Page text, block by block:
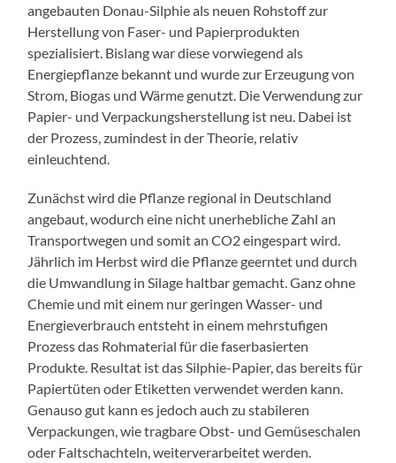
angebauten Donau-Silphie als neuen Rohstoff zur
Herstellung von Faser- und Papierprodukten
spezialisiert. Bislang war diese vorwiegend als
Energiepflanze bekannt und wurde zur Erzeugung von
Strom, Biogas und Wärme genutzt. Die Verwendung zur
Papier- und Verpackungsherstellung ist neu. Dabei ist
der Prozess, zumindest in der Theorie, relativ
einleuchtend.
Zunächst wird die Pflanze regional in Deutschland
angebaut, wodurch eine nicht unerhebliche Zahl an
Transportwegen und somit an CO2 eingespart wird.
Jährlich im Herbst wird die Pflanze geerntet und durch
die Umwandlung in Silage haltbar gemacht. Ganz ohne
Chemie und mit einem nur geringen Wasser- und
Energieverbrauch entsteht in einem mehrstufigen
Prozess das Rohmaterial für die faserbasierten
Produkte. Resultat ist das Silphie-Papier, das bereits für
Papiertüten oder Etiketten verwendet werden kann.
Genauso gut kann es jedoch auch zu stabileren
Verpackungen, wie tragbare Obst- und Gemüseschalen
oder Faltschachteln, weiterverarbeitet werden.